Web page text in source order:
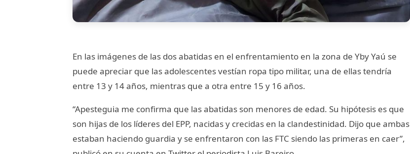
En las imágenes de las dos abatidas en el enfrentamiento en la zona de Yby Yaú se
puede apreciar que las adolescentes vestían ropa tipo militar, una de ellas tendría
entre 13 y 14 años, mientras que a otra entre 15 y 16 años.
“Apesteguia me confirma que las abatidas son menores de edad. Su hipótesis es que
son hijas de los líderes del EPP, nacidas y crecidas en la clandestinidad. Dijo que ambas
estaban haciendo guardia y se enfrentaron con las FTC siendo las primeras en caer”,